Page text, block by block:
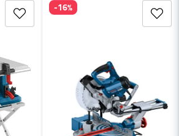
-16%